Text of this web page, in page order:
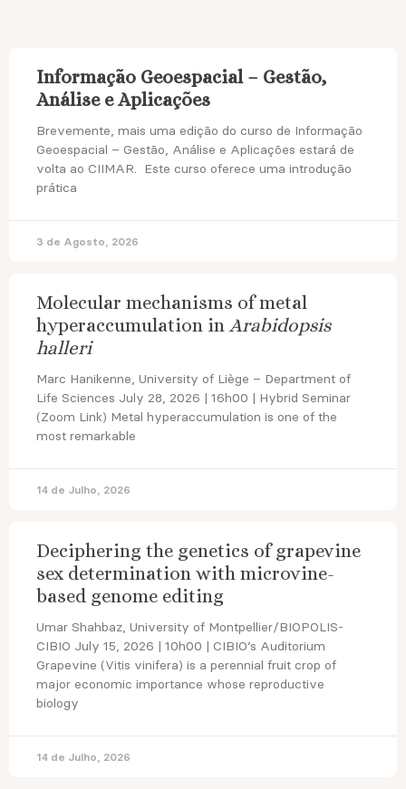
Informação Geoespacial – Gestão,
Análise e Aplicações
Brevemente, mais uma edição do curso de Informação
Geoespacial – Gestão, Análise e Aplicações estará de
volta ao CIIMAR. Este curso oferece uma introdução
prática
3 de Agosto, 2026
Molecular mechanisms of metal
hyperaccumulation in Arabidopsis
halleri
Marc Hanikenne, University of Liège – Department of
Life Sciences July 28, 2026 | 16h00 | Hybrid Seminar
(Zoom Link) Metal hyperaccumulation is one of the
most remarkable
14 de Julho, 2026
Deciphering the genetics of grapevine
sex determination with microvine-
based genome editing
Umar Shahbaz, University of Montpellier/BIOPOLIS-
CIBIO July 15, 2026 | 10h00 | CIBIO’s Auditorium
Grapevine (Vitis vinifera) is a perennial fruit crop of
major economic importance whose reproductive
biology
14 de Julho, 2026